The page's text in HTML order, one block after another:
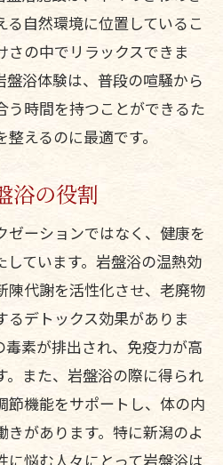
る自然環境に位置しているこ
さの中でリラックスできま
盤浴体験は、普段の喧騒から
う時間を持つことができるた
えるのに最適です。
浴の役割
ゼーションではなく、健康を
しています。岩盤浴の温熱効
陳代謝を活性化させ、老廃物
デトックス効果がありま
毒素が排出され、免疫力が高
。また、岩盤浴の際に得られ
節機能をサポートし、体の内
があります。特に新潟のよ
に悩む人々にとって岩盤浴は